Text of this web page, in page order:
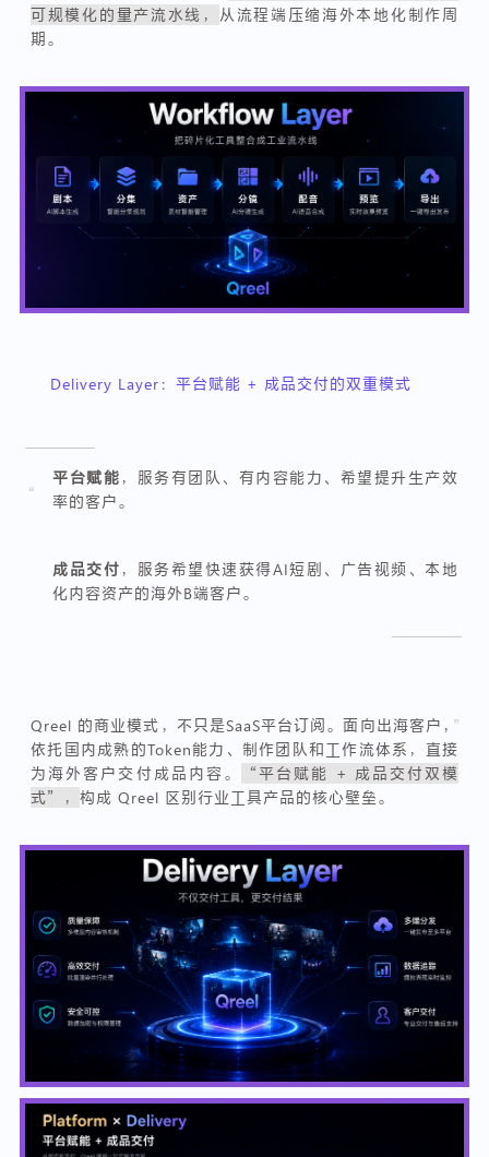
可规模化的量产流水线， 从流程端压缩海外本地化制作周
期。
Delivery Layer：平台赋能 + 成品交付的双重模式
“
平台赋能 ，服务有团队、有内容能力、希望提升生产效
率的客户。
成品交付 ，服务希望快速获得AI短剧、广告视频、本地
化内容资产的海外B端客户。
”
Qreel 的商业模式，不只是SaaS平台订阅。面向出海客户，
依托国内成熟的Token能力、制作团队和工作流体系，直接
为海外客户交付成品内容。
“平台赋能 + 成品交付双模
式”， 构成 Qreel 区别行业工具产品的核心壁垒。